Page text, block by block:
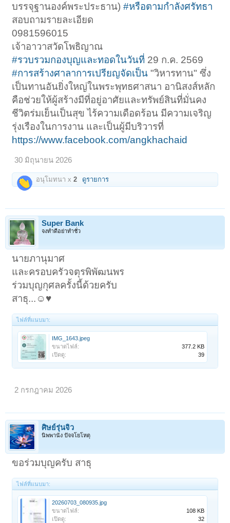
บรรจุฐานองค์พระประธาน)#หรือตามกำลังศรัทธา
สอบถามรายละเอียด
0981596015
เจ้าอาวาสวัดโพธิญาณ
#รวบรวมกองบุญและทอดในวันที่ 29 ก.ค. 2569
#การสร้างศาลาการเปรียญจัดเป็น "วิหารทาน" ซึ่ง
เป็นทานอันยิ่งใหญ่ในพระพุทธศาสนา อานิสงส์หลัก
คือช่วยให้ผู้สร้างมีที่อยู่อาศัยและทรัพย์สินที่มั่นคง
ชีวิตร่มเย็นเป็นสุข ไร้ความเดือดร้อน มีความเจริญ
รุ่งเรืองในการงาน และเป็นผู้มีบริวารที่
https://www.facebook.com/angkhachaid
30 มิถุนายน 2026
อนุโมทนา x2 ดูรายการ
Super Bank
จงทำดีอย่าทำชั่ว
นายภานุมาศ
และครอบครัวจตุรพิพัฒนพร
ร่วมบุญกุศลครั้งนี้ด้วยครับ
สาธุ...☺️♥️
ไฟล์ที่แนบมา:
IMG_1643.jpeg
ขนาดไฟล์:
377.2 KB
เปิดดู:
39
2 กรกฎาคม 2026
ศิษย์รุ่นจิ๋ว
นิพพานัง ปัจจโยโหตุ
ขอร่วมบุญครับ สาธุ
ไฟล์ที่แนบมา:
20260703_080935.jpg
ขนาดไฟล์:
108 KB
เปิดดู:
32